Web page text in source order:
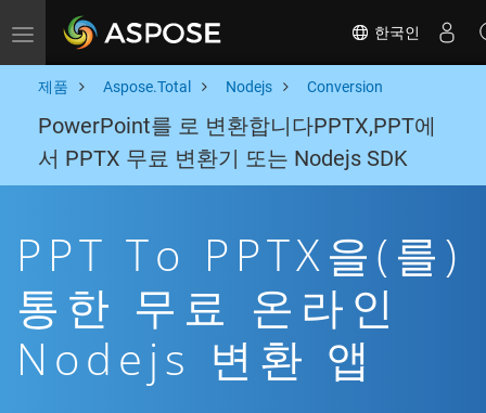
Toggle navigation 한국인
제품 Aspose.Total Nodejs Conversion
PowerPoint를 로 변환합니다PPTX,PPT에
서 PPTX 무료 변환기 또는 Nodejs SDK
PPT To PPTX을(를)
통한 무료 온라인
Nodejs 변환 앱